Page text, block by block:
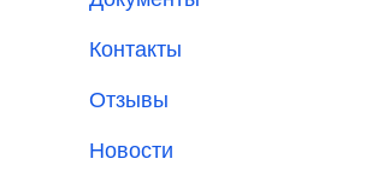
Контакты
Отзывы
Новости